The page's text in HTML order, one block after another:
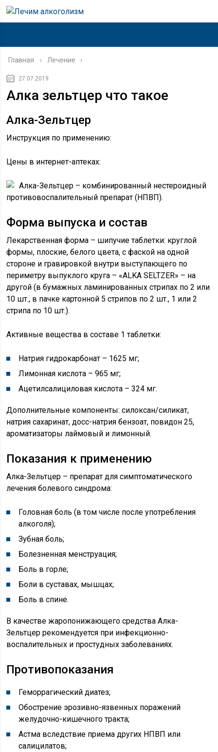
Главная › Лечение
27.07.2019
Алка зельтцер что такое
Алка-Зельтцер
Инструкция по применению:
Цены в интернет-аптеках:
Алка-Зельтцер – комбинированный нестероидный
противовоспалительный препарат (НПВП).
Форма выпуска и состав
Лекарственная форма – шипучие таблетки: круглой
формы, плоские, белого цвета, с фаской на одной
стороне и гравировкой внутри выступающего по
периметру выпуклого круга – «ALKA SELTZER» – на
другой (в бумажных ламинированных стрипах по 2 или
10 шт., в пачке картонной 5 стрипов по 2 шт., 1 или 2
стрипа по 10 шт.).
Активные вещества в составе 1 таблетки:
Натрия гидрокарбонат – 1625 мг;
Лимонная кислота – 965 мг;
Ацетилсалициловая кислота – 324 мг.
Дополнительные компоненты: силоксан/силикат,
натрия сахаринат, досс-натрия бензоат, повидон 25,
ароматизаторы лаймовый и лимонный.
Показания к применению
Алка-Зельтцер – препарат для симптоматического
лечения болевого синдрома:
Головная боль (в том числе после употребления
алкоголя);
Зубная боль;
Болезненная менструация;
Боль в горле;
Боли в суставах, мышцах;
Боль в спине.
В качестве жаропонижающего средства Алка-
Зельтцер рекомендуется при инфекционно-
воспалительных и простудных заболеваниях.
Противопоказания
Геморрагический диатез;
Обострение эрозивно-язвенных поражений
желудочно-кишечного тракта;
Астма вследствие приема других НПВП или
салицилатов;